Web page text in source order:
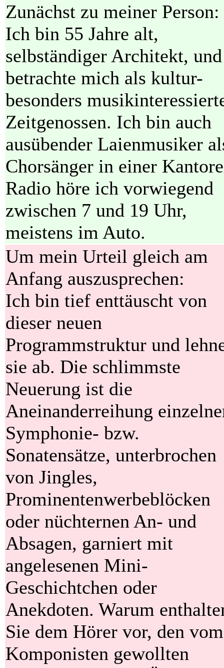
Zunächst zu meiner Person:
Ich bin 55 Jahre alt,
selbständiger Architekt, und
betrachte mich als kultur-
besonders
Zeitgenossen. Ich bin auch
ausübender Laienmusiker
Chorsänger in einer
Radio höre ich vorwiegend
zwischen 7 und 19 Uhr,
meistens im Auto.
Um mein Urteil gleich am
Anfang auszusprechen:
Ich bin tief enttäuscht von
dieser neuen
Programmstruktur und
sie ab. Die schlimmste
Neuerung ist die
Aneinanderreihung
Symphonie- bzw.
Sonatensätze, unterbrochen
von Jingles,
Prominentenwerbeblöcken
oder nüchternen An- und
Absagen, garniert mit
angelesenen Mini-
Geschichtchen oder
Anekdoten. Warum
Sie dem Hörer vor, den vom
Komponisten gewollten